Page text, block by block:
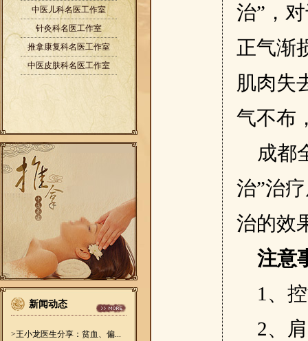
中医儿科名医工作室
针灸科名医工作室
推拿康复科名医工作室
中医皮肤科名医工作室
新闻动态
>王小龙医生分享：贫血、偏...
治”，
正气渐
肌肉失
气不布
成都
治”治
治的效
注意
1、
2、